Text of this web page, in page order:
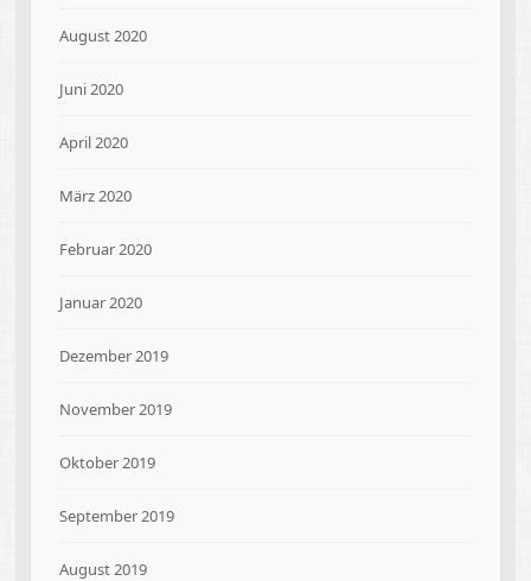
August 2020
Juni 2020
April 2020
März 2020
Februar 2020
Januar 2020
Dezember 2019
November 2019
Oktober 2019
September 2019
August 2019